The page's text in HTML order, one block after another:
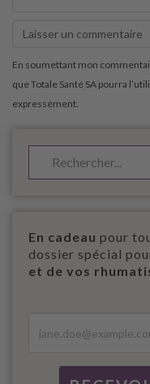
En cadeau pour
dossier spécial
et de vos